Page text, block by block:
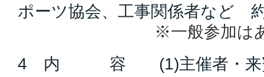
ポーツ協会、工事関係者など
※一般参加はあり
4 内 容 (1)主催者・来賓